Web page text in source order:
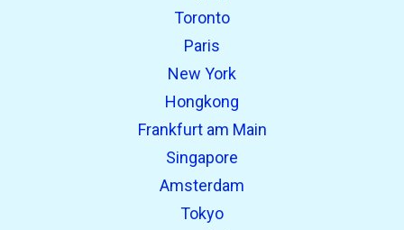
Toronto
Paris
New York
Hongkong
Frankfurt am Main
Singapore
Amsterdam
Tokyo